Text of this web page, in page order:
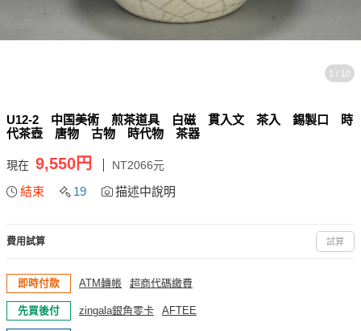
1 / 10
U12-2 中国美術 煎茶道具 白磁 貫入文 茶入 錫製口 時
代茶壺 唐物 古物 時代物 茶器
現在 9,550円 NT2066元
結束 19 描述中說明
費用試算 試算
即時付款 ATM轉帳 超商代碼繳費
先買後付 zingala銀角零卡 AFTEE